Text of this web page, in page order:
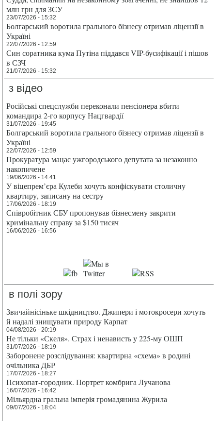
млн грн для ЗСУ
23/07/2026 - 15:32
Болгарський воротила грального бізнесу отримав ліцензії в
Україні
22/07/2026 - 12:59
Син соратника кума Путіна піддався VIP-бусифікації і пішов
в СЗЧ
21/07/2026 - 15:32
з відео
Російські спецслужби переконали пенсіонера вбити
командира 2-го корпусу Нацгвардії
31/07/2026 - 19:45
Болгарський воротила грального бізнесу отримав ліцензії в
Україні
22/07/2026 - 12:59
Прокуратура мацає ужгородського депутата за незаконно
накопичене
19/06/2026 - 14:41
У віцепрем’єра Кулеби хочуть конфіскувати столичну
квартиру, записану на сестру
17/06/2026 - 18:19
Співробітник СБУ пропонував бізнесмену закрити
кримінальну справу за $150 тисяч
16/06/2026 - 16:56
в полі зору
Звичайнісіньке шкідництво. Джипери і мотокросери хочуть
й надалі знищувати природу Карпат
04/08/2026 - 20:19
Не тільки «Скеля». Страх і ненависть у 225-му ОШП
31/07/2026 - 18:19
Заборонене розслідування: квартирна «схема» в родині
очільника ДБР
17/07/2026 - 18:27
Психопат-городник. Портрет комбрига Лучанова
16/07/2026 - 16:42
Мільярдна гральна імперія громадянина Журила
09/07/2026 - 18:04